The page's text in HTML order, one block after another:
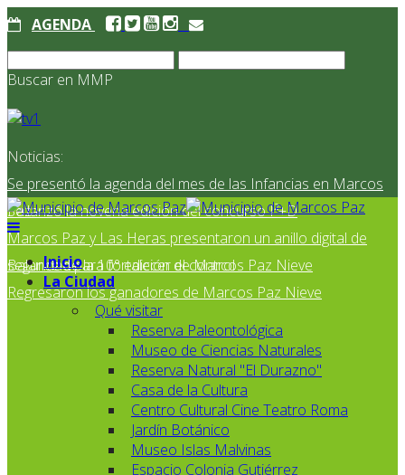
AGENDA
Buscar en MMP
Noticias:
Se presentó la agenda del mes de las Infancias en Marcos
Paz
Se lanzó la novena edición del concurso I²+D
Marcos Paz y Las Heras presentaron un anillo digital de
seguridad para fortalecer el control
Balance de la 10° edición de Marcos Paz Nieve
Regresaron los ganadores de Marcos Paz Nieve
Inicio
La Ciudad
Qué visitar
Reserva Paleontológica
Museo de Ciencias Naturales
Reserva Natural "El Durazno"
Casa de la Cultura
Centro Cultural Cine Teatro Roma
Jardín Botánico
Museo Islas Malvinas
Espacio Colonia Gutiérrez